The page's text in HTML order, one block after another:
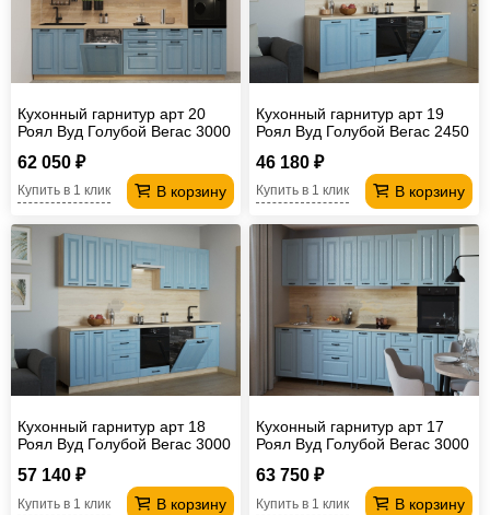
Кухонный гарнитур арт 20
Роял Вуд Голубой Вегас 3000
62 050 ₽
В корзину
Купить в 1 клик
Кухонный гарнитур арт 19
Роял Вуд Голубой Вегас 2450
46 180 ₽
В корзину
Купить в 1 клик
Кухонный гарнитур арт 18
Роял Вуд Голубой Вегас 3000
57 140 ₽
В корзину
Купить в 1 клик
Кухонный гарнитур арт 17
Роял Вуд Голубой Вегас 3000
63 750 ₽
В корзину
Купить в 1 клик